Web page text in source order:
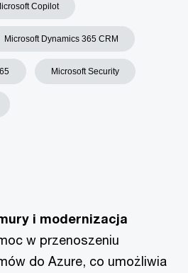
Copilot
Microsoft Dynamics 365 CRM
Microsoft Security
i modernizacja
w przenoszeniu
do Azure, co umożliwia